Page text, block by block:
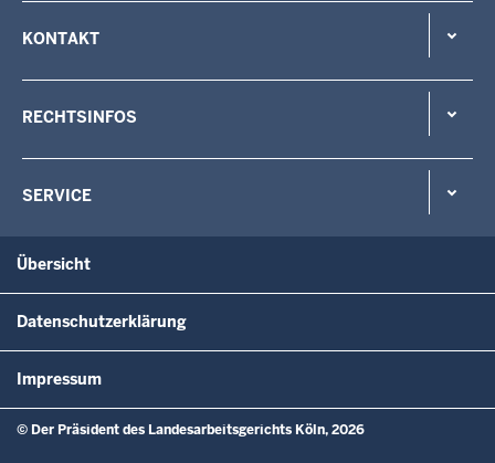
KONTAKT
RECHTSINFOS
SERVICE
Übersicht
Datenschutzerklärung
Impressum
© Der Präsident des Landesarbeitsgerichts Köln, 2026